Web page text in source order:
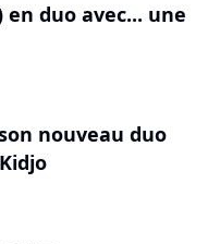
en duo avec... une
nouveau duo